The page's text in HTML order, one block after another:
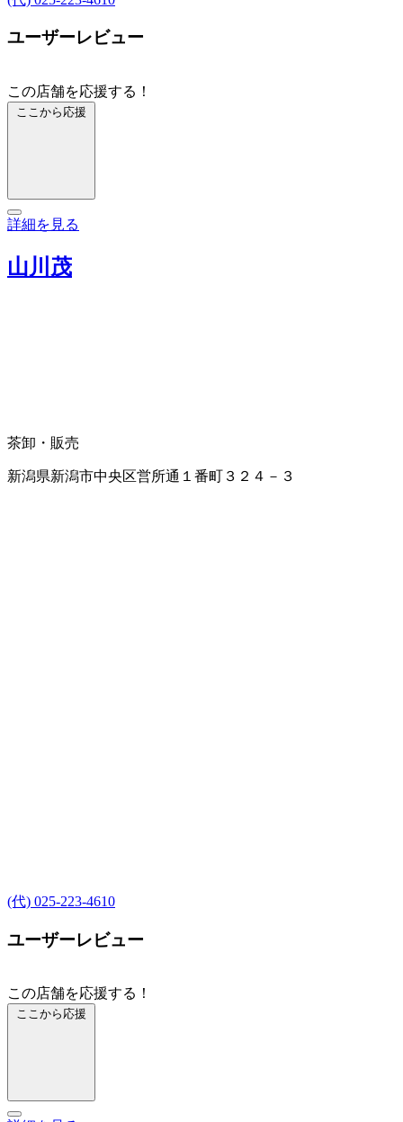
ユーザーレビュー
この店舗を応援する！
ここから応援
詳細を見る
山川茂
茶卸・販売
新潟県新潟市中央区営所通１番町３２４－３
(代) 025-223-4610
ユーザーレビュー
この店舗を応援する！
ここから応援